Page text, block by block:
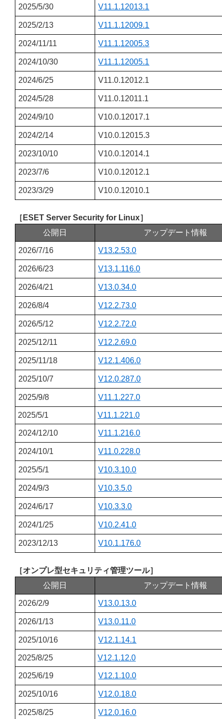
2025/5/30 V11.1.12013.1
2025/2/13 V11.1.12009.1
2024/11/11 V11.1.12005.3
2024/10/30 V11.1.12005.1
2024/6/25 V11.0.12012.1
2024/5/28 V11.0.12011.1
2024/9/10 V10.0.12017.1
2024/2/14 V10.0.12015.3
2023/10/10 V10.0.12014.1
2023/7/6 V10.0.12012.1
2023/3/29 V10.0.12010.1
［ESET Server Security for Linux］
公開日
アップデート情報
2026/7/16 V13.2.53.0
2026/6/23 V13.1.116.0
2026/4/21 V13.0.34.0
2026/8/4 V12.2.73.0
2026/5/12 V12.2.72.0
2025/12/11 V12.2.69.0
2025/11/18 V12.1.406.0
2025/10/7 V12.0.287.0
2025/9/8 V11.1.227.0
2025/5/1 V11.1.221.0
2024/12/10 V11.1.216.0
2024/10/1 V11.0.228.0
2025/5/1 V10.3.10.0
2024/9/3 V10.3.5.0
2024/6/17 V10.3.3.0
2024/1/25 V10.2.41.0
2023/12/13 V10.1.176.0
［オンプレ型セキュリティ管理ツール］
公開日
アップデート情報
2026/2/9 V13.0.13.0
2026/1/13 V13.0.11.0
2025/10/16 V12.1.14.1
2025/8/25 V12.1.12.0
2025/6/19 V12.1.10.0
2025/10/16 V12.0.18.0
2025/8/25 V12.0.16.0